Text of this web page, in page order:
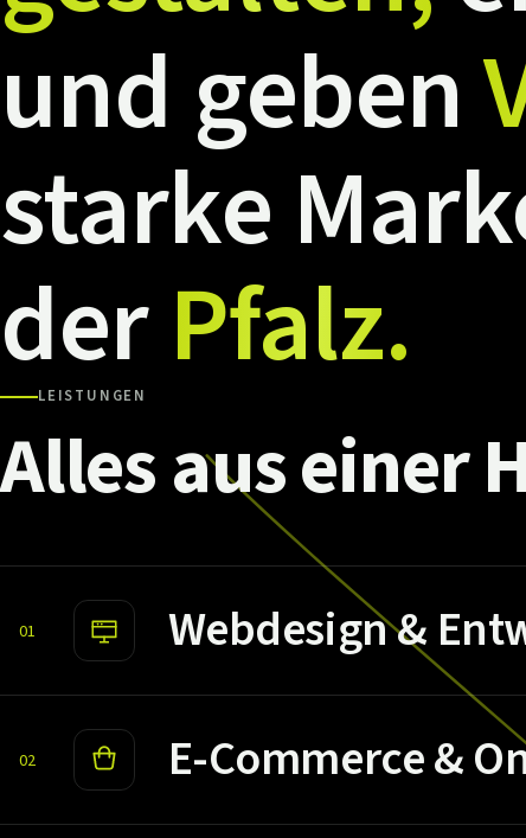
und geben
starke
derPfalz.
LEISTUNGEN
Allesauseiner
01 Webdesign &
02 E-Commerce &